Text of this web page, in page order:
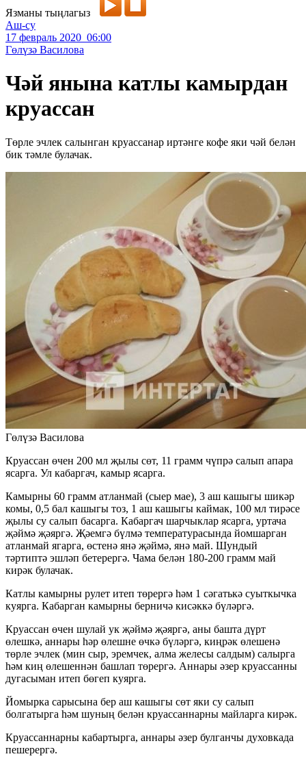
Язманы тыңлагыз
Аш-су
17 февраль 2020 06:00
Гөлүзә Василова
Чәй янына катлы камырдан
круассан
Төрле эчлек салынган круассанар иртәнге кофе яки чәй белән
бик тәмле булачак.
Гөлүзә Василова
Круассан өчен 200 мл җылы сөт, 11 грамм чүпрә салып апара
ясарга. Ул кабаргач, камыр ясарга.
Камырны 60 грамм атланмай (сыер мае), 3 аш кашыгы шикәр
комы, 0,5 бал кашыгы тоз, 1 аш кашыгы каймак, 100 мл тирәсе
җылы су салып басарга. Кабаргач шарчыклар ясарга, уртача
җәймә җәяргә. Җәемгә бүлмә температурасында йомшарган
атланмай ягарга, өстенә янә җәймә, янә май. Шундый
тәртиптә эшләп бетерергә. Чама белән 180-200 грамм май
кирәк булачак.
Катлы камырны рулет итеп төрергә һәм 1 сәгатькә суыткычка
куярга. Кабарган камырны берничә кисәккә бүләргә.
Круассан өчен шулай ук җәймә җәяргә, аны башта дүрт
өлешкә, аннары һәр өлешне өчкә бүләргә, киңрәк өлешенә
төрле эчлек (мин сыр, эремчек, алма желесы салдым) салырга
һәм киң өлешеннән башлап төрергә. Аннары әзер круассанны
дугасыман итеп бөгеп куярга.
Йомырка сарысына бер аш кашыгы сөт яки су салып
болгатырга һәм шуның белән круассаннарны майларга кирәк.
Круассаннарны кабартырга, аннары әзер булганчы духовкада
пешерергә.